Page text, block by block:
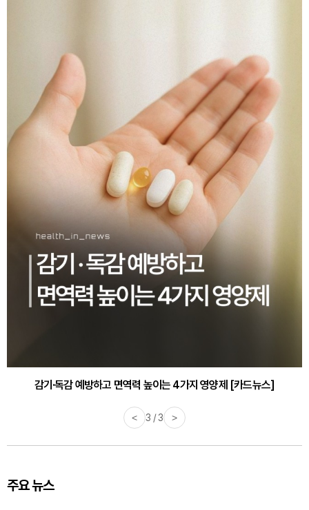
감기·독감 예방하고 면역력 높이는 4가지 영양제 [카드뉴스]
< 3 / 3 >
주요 뉴스